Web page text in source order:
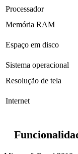
Processador
Memória RAM
Espaço em disco
Sistema operacional
Resolução de tela
Internet